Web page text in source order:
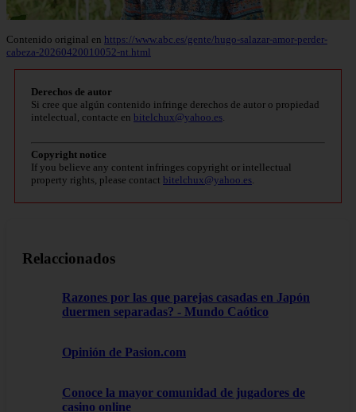
Contenido original en https://www.abc.es/gente/hugo-salazar-amor-perder-
cabeza-20260420010052-nt.html
Derechos de autor
Si cree que algún contenido infringe derechos de autor o propiedad
intelectual, contacte en bitelchux@yahoo.es.
Copyright notice
If you believe any content infringes copyright or intellectual
property rights, please contact bitelchux@yahoo.es.
Relaccionados
Razones por las que parejas casadas en Japón
duermen separadas? - Mundo Caótico
Opinión de Pasion.com
Conoce la mayor comunidad de jugadores de
casino online